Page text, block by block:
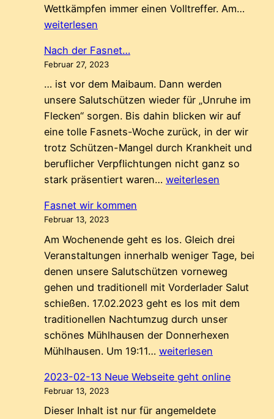
Wettkämpfen immer einen Volltreffer. Am…
weiterlesen
Nach der Fasnet…
Februar 27, 2023
… ist vor dem Maibaum. Dann werden
unsere Salutschützen wieder für „Unruhe im
Flecken“ sorgen. Bis dahin blicken wir auf
eine tolle Fasnets-Woche zurück, in der wir
trotz Schützen-Mangel durch Krankheit und
beruflicher Verpflichtungen nicht ganz so
stark präsentiert waren… Nach
weiterlesen
Fasnet wir kommen
Februar 13, 2023
Am Wochenende geht es los. Gleich drei
Veranstaltungen innerhalb weniger Tage, bei
denen unsere Salutschützen vorneweg
gehen und traditionell mit Vorderlader Salut
schießen. 17.02.2023 geht es los mit dem
traditionellen Nachtumzug durch unser
schönes Mühlhausen der Donnerhexen
Mühlhausen. Um 19:11… Fasnet
kommen
weiterlesen
2023-02-13 Neue Webseite geht online
Februar 13, 2023
Dieser Inhalt ist nur für angemeldete